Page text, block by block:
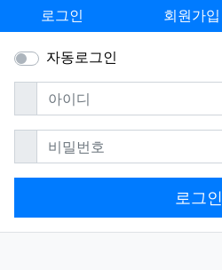
로그인 회원가입
자동로그인
아이디필수
비밀번호필수
로그인